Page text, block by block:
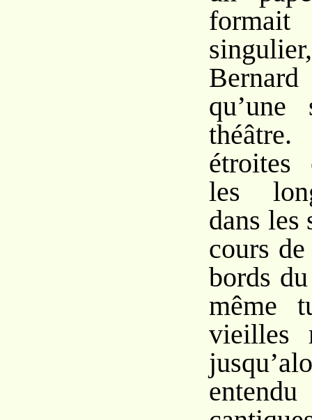
formait
étroites
les
dans les
cours
bords
même
vieilles